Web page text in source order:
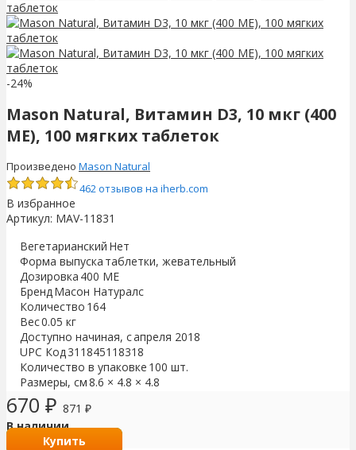
-24%
Mason Natural, Витамин D3, 10 мкг (400
МЕ), 100 мягких таблеток
Произведено Mason Natural
462 отзывов на iherb.com
В избранное
Артикул: MAV-11831
Вегетарианский Нет
Форма выпуска таблетки, жевательный
Дозировка 400 МЕ
БрендМасон Натуралс
Количество 164
Вес0.05 кг
Доступно начиная, сапреля 2018
UPC Код311845118318
Количество в упаковке 100 шт.
Размеры, см8.6 × 4.8 × 4.8
670 ₽ 871 ₽
В наличии
Купить